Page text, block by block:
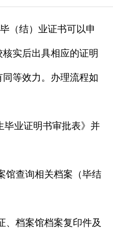
（结）业证书可以申
实后出具相应的证明
等效力。办理流程如
毕业证明书审批表》并
馆查询相关档案（毕结
、档案馆档案复印件及